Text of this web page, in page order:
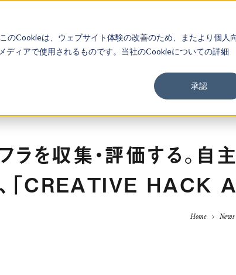
のCookieは、ウェブサイト体験の改善のため、またより個人
ィアで使用されるものです。当社のCookieについての詳細
承認
About Service Work Findings
ラを収集・評価する。
「CREATIVE HACK
Home News